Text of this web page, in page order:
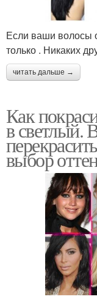
Если ваши волосы
только . Никаких
читать дальше →
Как
в светлый.
выбор